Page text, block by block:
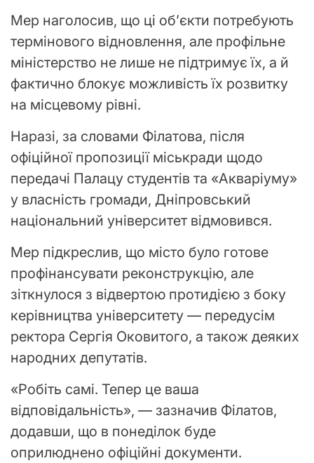
Мер наголосив, що ці об’єкти потребують
термінового відновлення, але профільне
міністерство не лише не підтримує їх, а й
фактично блокує можливість їх розвитку
на місцевому рівні.
Наразі, за словами Філатова, після
офіційної пропозиції міськради щодо
передачі Палацу студентів та «Акваріуму»
у власність громади, Дніпровський
національний університет відмовився.
Мер підкреслив, що місто було готове
профінансувати реконструкцію, але
зіткнулося з відвертою протидією з боку
керівництва університету — передусім
ректора Сергія Оковитого, а також деяких
народних депутатів.
«Робіть самі. Тепер це ваша
відповідальність», — зазначив Філатов,
додавши, що в понеділок буде
оприлюднено офіційні документи.